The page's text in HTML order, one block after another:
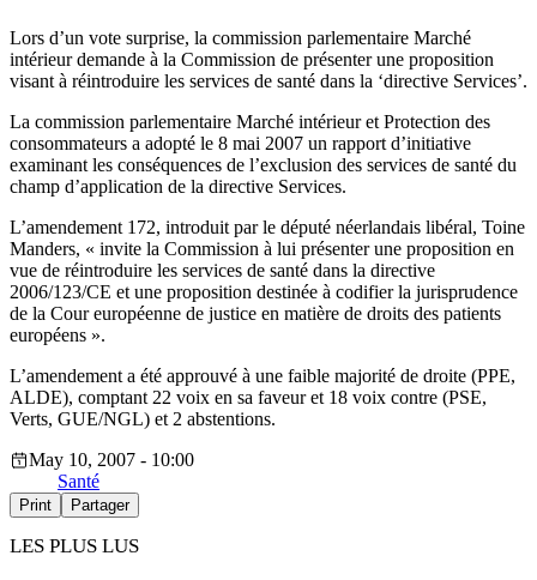
Lors d’un vote surprise, la commission parlementaire Marché
intérieur demande à la Commission de présenter une proposition
visant à réintroduire les services de santé dans la ‘directive Services’.
La commission parlementaire Marché intérieur et Protection des
consommateurs a adopté le 8 mai 2007 un rapport d’initiative
examinant les conséquences de l’exclusion des services de santé du
champ d’application de la directive Services.
L’amendement 172, introduit par le député néerlandais libéral, Toine
Manders, « invite la Commission à lui présenter une proposition en
vue de réintroduire les services de santé dans la directive
2006/123/CE et une proposition destinée à codifier la jurisprudence
de la Cour européenne de justice en matière de droits des patients
européens ».
L’amendement a été approuvé à une faible majorité de droite (PPE,
ALDE), comptant 22 voix en sa faveur et 18 voix contre (PSE,
Verts, GUE/NGL) et 2 abstentions.
May 10, 2007 - 10:00
Santé
Print Partager
LES PLUS LUS